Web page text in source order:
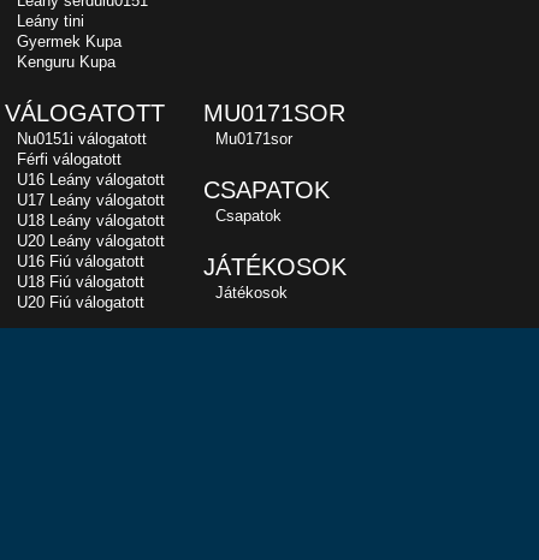
Leány tini
Gyermek Kupa
Kenguru Kupa
VÁLOGATOTT
Nu0151i válogatott
Férfi válogatott
U16 Leány válogatott
U17 Leány válogatott
U18 Leány válogatott
U20 Leány válogatott
U16 Fiú válogatott
U18 Fiú válogatott
U20 Fiú válogatott
MU0171SOR
Mu0171sor
CSAPATOK
Csapatok
JÁTÉKOSOK
Játékosok